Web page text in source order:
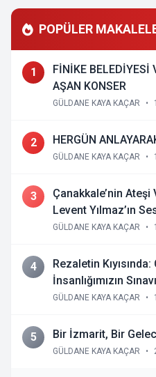
POPÜLER
1
FİNİKE BELEDİYESİ
AŞAN KONSER
GÜLDANE KAYA KAÇAR •
2 HERGÜN
GÜLDANE KAYA KAÇAR •
3
Çanakkale’nin Ateşi Vefasızlıkta Sınanıyor,
Levent Yılmaz’ın
GÜLDANE KAYA KAÇAR •
4
Rezaletin
İnsanlığımızın Sınavı
GÜLDANE KAYA KAÇAR •
5 Bir İzmarit, Bir
GÜLDANE KAYA KAÇAR •